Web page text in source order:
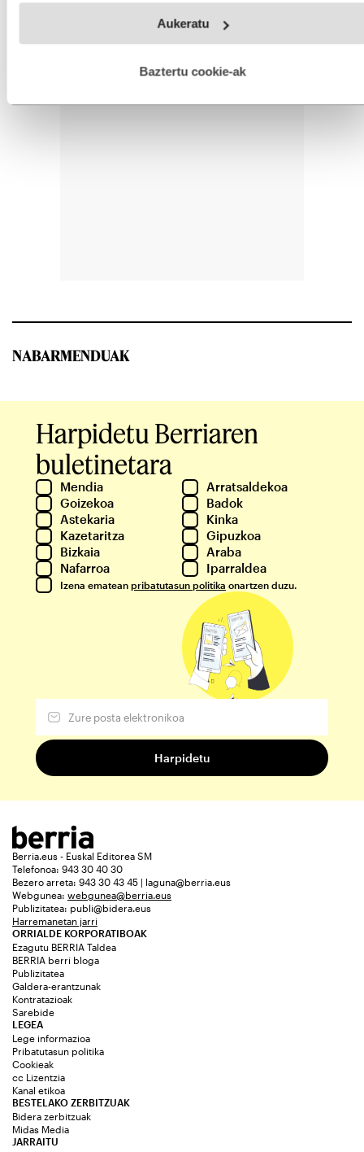
fitxategiak erabiltzen ditu. Zure esperientzia eta zerbitzuak
esplizitua ematen diguzu.Gehiago irakurri
Aukeratu
Baztertu cookie-ak
NABARMENDUAK
Harpidetu Berriaren
buletinetara
Mendia
Arratsaldekoa
Goizekoa
Badok
Astekaria
Kinka
Kazetaritza
Gipuzkoa
Bizkaia
Araba
Nafarroa
Iparraldea
Izena ematean pribatutasun politika onartzen duzu.
Berria.eus - Euskal Editorea SM
Telefonoa: 943 30 40 30
Bezero arreta: 943 30 43 45 | laguna@berria.eus
Webgunea: webgunea@berria.eus
Publizitatea: publi@bidera.eus
Harremanetan jarri
ORRIALDE KORPORATIBOAK
Ezagutu BERRIA Taldea
BERRIA berri bloga
Publizitatea
Galdera-erantzunak
Kontratazioak
Sarebide
JARRAITU
LEGEA
Lege informazioa
Pribatutasun politika
Cookieak
cc Lizentzia
Kanal etikoa
BESTELAKO ZERBITZUAK
Bidera zerbitzuak
Midas Media